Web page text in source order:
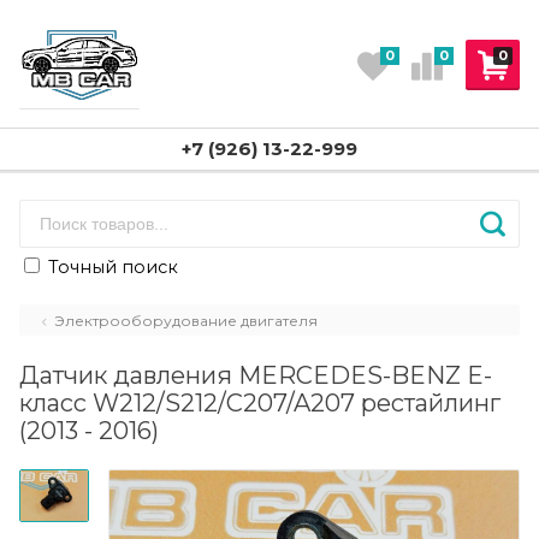
0
0 0
+7 (926) 13-22-999
Точный поиск
Электрооборудование двигателя
Датчик давления MERCEDES-BENZ E-
класс W212/S212/C207/A207 рестайлинг
(2013 - 2016)